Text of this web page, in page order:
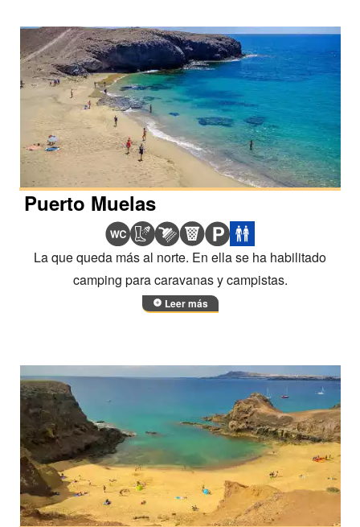
Puerto Muelas
La que queda más al norte. En ella se ha habilitado
camping para caravanas y campistas.
Leer más